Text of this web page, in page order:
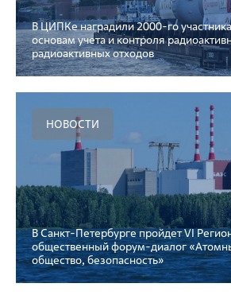
В ЦИПКе наградили 2000-го
основам учета и контроля
радиоактивных отходов
НОВОСТИ
В Санкт-Петербурге пройдет VI
общественный форум-диалог
общество, безопасность»